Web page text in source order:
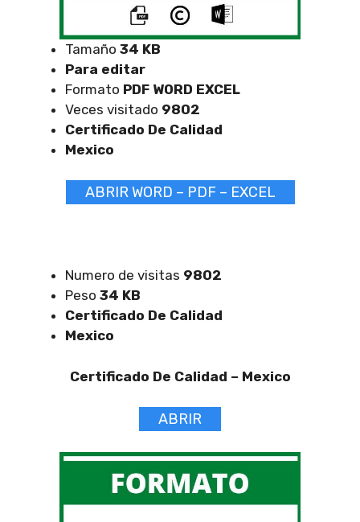
Tamaño 34 KB
Para editar
Formato PDF WORD EXCEL
Veces visitado 9802
Certificado De Calidad
Mexico
ABRIR WORD – PDF – EXCEL
Numero de visitas 9802
Peso 34 KB
Certificado De Calidad
Mexico
Certificado De Calidad – Mexico
ABRIR